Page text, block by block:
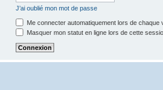
J’ai oublié mon mot de passe
Me connecter automatiquement lors de chaque
Masquer mon statut en ligne lors de cette